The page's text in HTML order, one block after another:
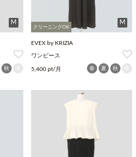
M
秋
クリーニングOK
M
EVEX by KRIZIA
ワンピース
5,400 pt/月 春 夏 秋